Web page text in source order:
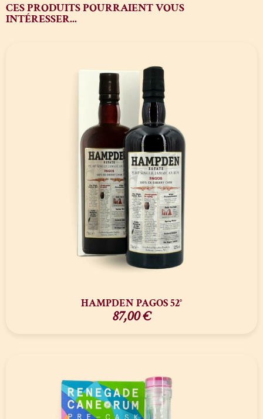
CES PRODUITS POURRAIENT VOUS
INTÉRESSER...
HAMPDEN PAGOS 52°
87,00€